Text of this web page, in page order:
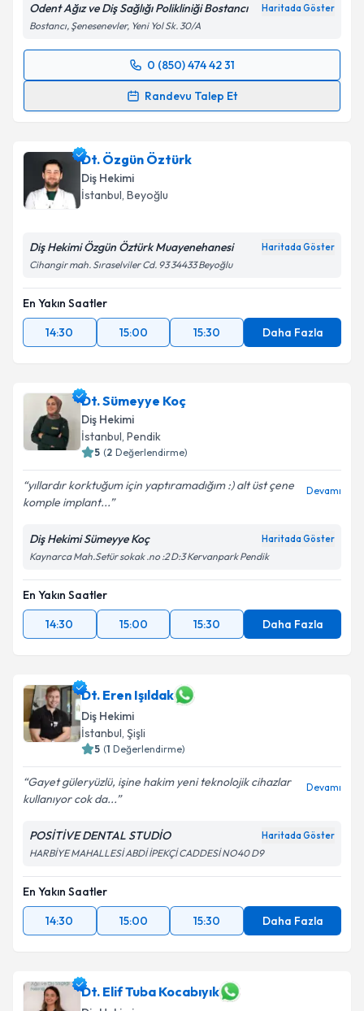
Odent Ağız ve Diş Sağlığı Polikliniği Bostancı Haritada Göster
Bostancı, Şenesenevler, Yeni Yol Sk. 30/A
0 (850) 474 42 31
Randevu Talep Et
Randevu Takvimi Talebi
takvim hazırlandığında e-posta ile bilgilendireceğiz.
E-posta Adresiniz
Kişisel verilerimin işlenmesine ilişkin
Metni'ni okudum ve kişisel verilerimin belirtilen
kapsamda işlenmesini kabul ediyorum.
Dt. Özgün Öztürk
Diş Hekimi
İstanbul, Beyoğlu
Diş Hekimi Özgün Öztürk Muayenehanesi Haritada Göster
Cihangir mah. Sıraselviler Cd. 93 34433 Beyoğlu
En Yakın Saatler
14:30
15:00 15:30 Daha Fazla
Dt. Sümeyye Koç
Diş Hekimi
İstanbul, Pendik
5 (2 Değerlendirme)
yıllardır korktuğum için yaptıramadığım :) alt üst çene
komple implant...
Devamı
Diş Hekimi Sümeyye Koç Haritada Göster
Kaynarca Mah.Setür sokak .no :2 D:3 Kervanpark Pendik
En Yakın Saatler
14:30
15:00 15:30 Daha Fazla
Dt. Eren Işıldak
Diş Hekimi
İstanbul, Şişli
5 (1 Değerlendirme)
Gayet güleryüzlü, işine hakim yeni teknolojik cihazlar
kullanıyor cok da...
Devamı
POSİTİVE DENTAL STUDİO Haritada Göster
HARBİYE MAHALLESİ ABDİ İPEKÇİ CADDESİ NO40 D9
En Yakın Saatler
14:30
15:00 15:30 Daha Fazla
Dt. Elif Tuba Kocabıyık